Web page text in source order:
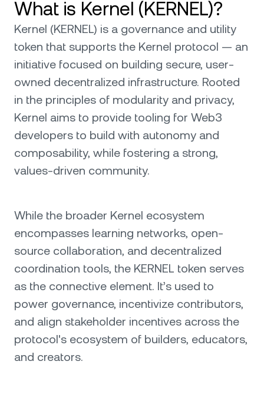
What is Kernel (KERNEL)?
Kernel (KERNEL) is a governance and utility
token that supports the Kernel protocol — an
initiative focused on building secure, user-
owned decentralized infrastructure. Rooted
in the principles of modularity and privacy,
Kernel aims to provide tooling for Web3
developers to build with autonomy and
composability, while fostering a strong,
values-driven community.
While the broader Kernel ecosystem
encompasses learning networks, open-
source collaboration, and decentralized
coordination tools, the KERNEL token serves
as the connective element. It’s used to
power governance, incentivize contributors,
and align stakeholder incentives across the
protocol's ecosystem of builders, educators,
and creators.